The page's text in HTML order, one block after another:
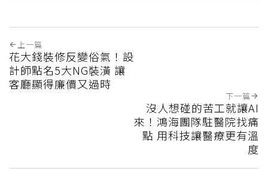
上一篇
花大錢裝修反變俗氣！設
計師點名5大NG裝潢 讓
客廳顯得廉價又過時
下一篇
沒人想碰的苦工就讓AI
來！鴻海團隊駐醫院找痛
點 用科技讓醫療更有溫
度